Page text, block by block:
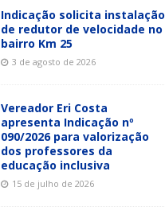
Indicação solicita instalação
de redutor de velocidade no
bairro Km 25
3 de agosto de 2026
Vereador Eri Costa
apresenta Indicação nº
090/2026 para valorização
dos professores da
educação inclusiva
15 de julho de 2026